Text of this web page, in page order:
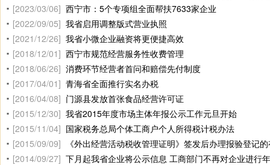
[2023/03/06] 西宁市：5个专项组全面帮扶7633家企业
[2022/09/05] 我省启用调整版式营业执照
[2021/12/26] 我省小微企业融资将更便捷高效
[2018/12/01] 西宁市规范经营服务性收费管理
[2018/06/26] 消费环节经营者首问和赔偿先付制度
[2017/04/01] 青海省全面推行实名办税
[2016/04/08] 门源县发放首张食品经营许可证
[2015/12/30] 我省2015年度市场主体年报公示工作元旦开始
[2015/11/04] 国家税务总局个体工商户个人所得税计税办法
[2015/09/09]
《外出经营活动税收管理证明》签发后办理报验登记
[2014/09/27] 下月起我省企业将公示信息 工商部门不再对企业进行